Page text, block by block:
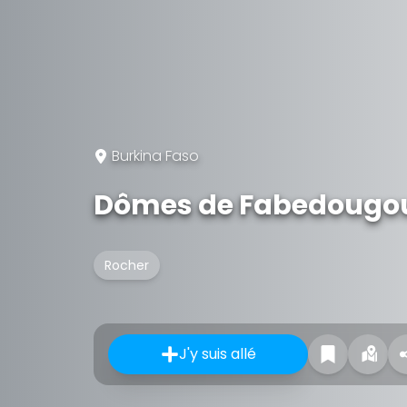
Burkina Faso
Dômes de
Rocher
J'y suis allé